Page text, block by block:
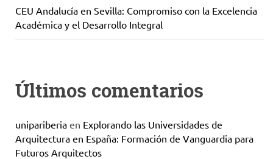
CEU Andalucía en Sevilla: Compromiso con la Excelencia
Académica y el Desarrollo Integral
Últimos comentarios
unipariberia en Explorando las Universidades de
Arquitectura en España: Formación de Vanguardia para
Futuros Arquitectos